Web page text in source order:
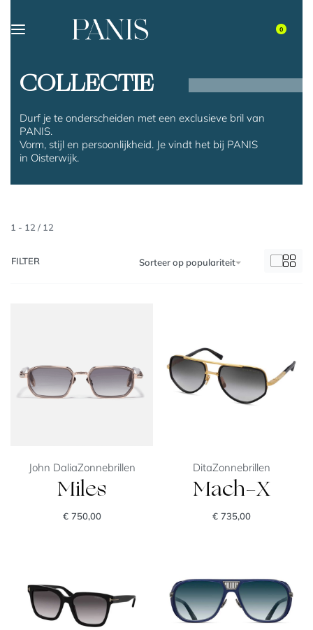
0
COLLECTIE
Durf je te onderscheiden met een exclusieve bril van
PANIS.
Vorm, stijl en persoonlijkheid. Je vindt het bij PANIS
in Oisterwijk.
1 - 12 / 12
Sorteer op populariteit
FILTER
John DaliaZonnebrillen
Miles
€750,00
DitaZonnebrillen
Mach-X
€735,00